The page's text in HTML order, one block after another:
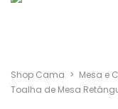
Shop Cama > Mesa e
Toalha de Mesa